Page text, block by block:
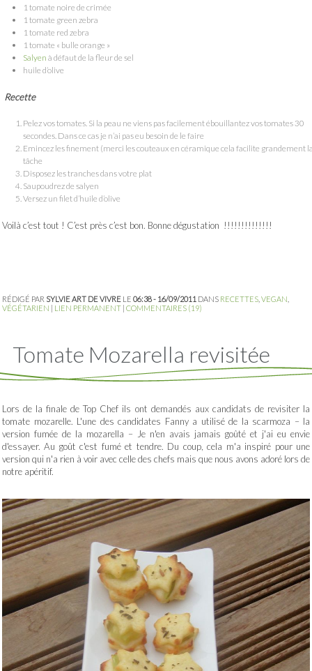
1 tomate noire de crimée
1 tomate green zebra
1 tomate red zebra
1 tomate « bulle orange »
Salyen à défaut de la fleur de sel
huile d’olive
Recette
Pelez vos tomates. Si la peau ne viens pas facilement ébouillantez vos tomates 30
secondes. Dans ce cas je n’ai pas eu besoin de le faire
Emincez les finement (merci les couteaux en céramique cela facilite grandement
tâche
Disposez les tranches dans votre plat
Saupoudrez de salyen
Versez un filet d’huile d’olive
Voilà c’est tout ! C’est près c’est bon. Bonne dégustation !!!!!!!!!!!!!!
RÉDIGÉ PAR SYLVIE ART DE VIVRE LE 06:38 - 16/09/2011 DANS RECETTES VEGAN
VÉGÉTARIEN | LIEN PERMANENT | COMMENTAIRES (19)
Tomate Mozarella revisitée
Lors de la finale de Top Chef ils ont demandés aux candidats de revisiter la
tomate mozarelle. L'une des candidates Fanny a utilisé de la scarmoza – la
version fumée de la mozarella – Je n'en avais jamais goûté et j'ai eu envie
d'essayer. Au goût c'est fumé et tendre. Du coup, cela m'a inspiré pour une
version qui n'a rien à voir avec celle des chefs mais que nous avons adoré lors de
notre apéritif.